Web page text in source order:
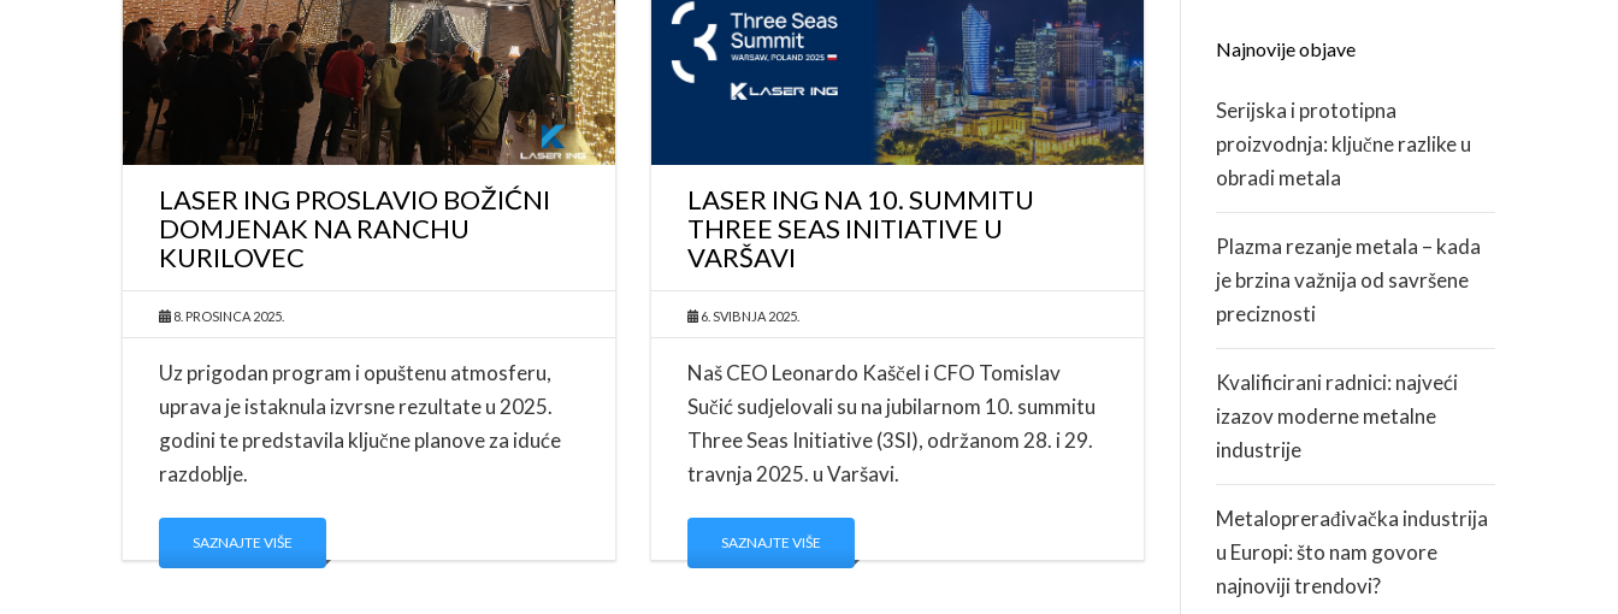
KARIJERA
ZDRAVLJE I SIGURNOST
LASER ING PROSLAVIO BOŽIĆNI
DOMJENAK NA RANCHU
KURILOVEC
8. PROSINCA 2025.
Uz prigodan program i opuštenu atmosferu,
uprava je istaknula izvrsne rezultate u 2025.
godini te predstavila ključne planove za iduće
razdoblje.
SAZNAJTE VIŠE
LASER ING NA 10. SUMMITU
THREE SEAS INITIATIVE U
VARŠAVI
6. SVIBNJA 2025.
Naš CEO Leonardo Kaščel i CFO Tomislav
Sučić sudjelovali su na jubilarnom 10. summitu
Three Seas Initiative (3SI), održanom 28. i 29.
travnja 2025. u Varšavi.
SAZNAJTE VIŠE
Najnovije objave
Serijska i prototipna
proizvodnja: ključne razlike u
obradi metala
Plazma rezanje metala – kada
je brzina važnija od savršene
preciznosti
Kvalificirani radnici: najveći
izazov moderne metalne
industrije
Metaloprerađivačka industrija
u Europi: što nam govore
najnoviji trendovi?